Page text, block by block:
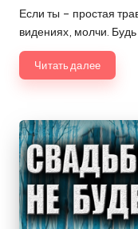
от
Если ты – простая
видениях, молчи.
Читать далее